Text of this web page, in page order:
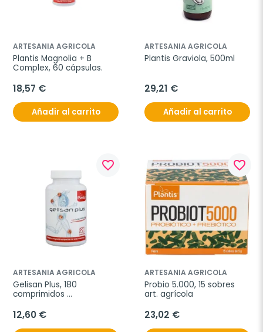
ARTESANIA AGRICOLA
Plantis Magnolia + B
Complex, 60 cápsulas.
18,57 €
Añadir al carrito
ARTESANIA AGRICOLA
Plantis Graviola, 500ml
29,21 €
Añadir al carrito
favorite_border
ARTESANIA AGRICOLA
Gelisan Plus, 180
comprimidos
12,60 €
favorite_border
ARTESANIA AGRICOLA
Probio 5.000, 15 sobres
art. agrícola
23,02 €